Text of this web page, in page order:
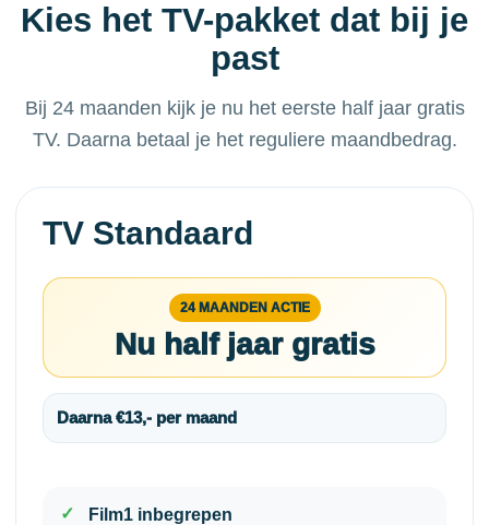
Kies het TV-pakket dat bij je
past
Bij 24 maanden kijk je nu het eerste half jaar gratis
TV. Daarna betaal je het reguliere maandbedrag.
TV Standaard
24 MAANDEN ACTIE
Nu half jaar gratis
Daarna €13,- per maand
Film1 inbegrepen